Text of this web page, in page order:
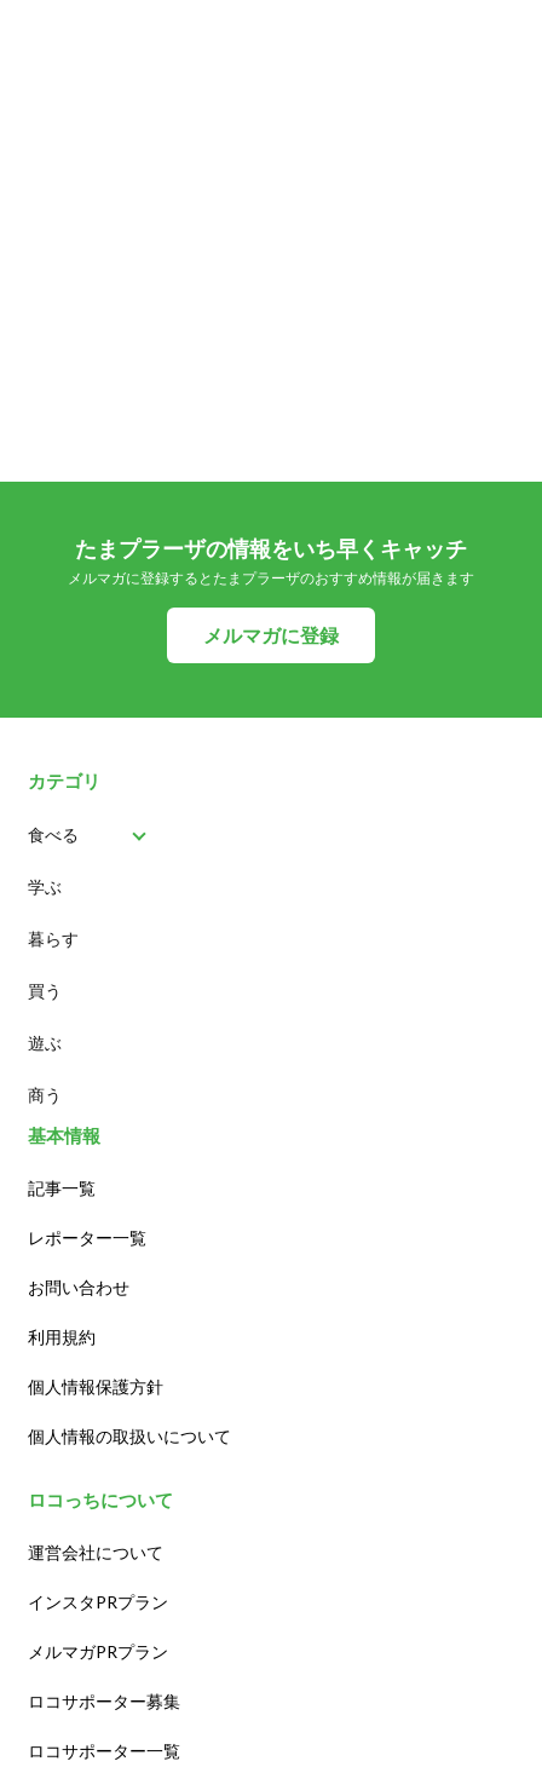
たまプラーザの情報をいち早くキャッチ
メルマガに登録するとたまプラーザのおすすめ情報が届きます
メルマガに登録
カテゴリ
食べる
パン
スイーツ
ランチ
カフェ
学ぶ
暮らす
買う
遊ぶ
商う
基本情報
記事一覧
レポーター一覧
お問い合わせ
利用規約
個人情報保護方針
個人情報の取扱いについて
ロコっちについて
運営会社について
インスタPRプラン
メルマガPRプラン
ロコサポーター募集
ロコサポーター一覧